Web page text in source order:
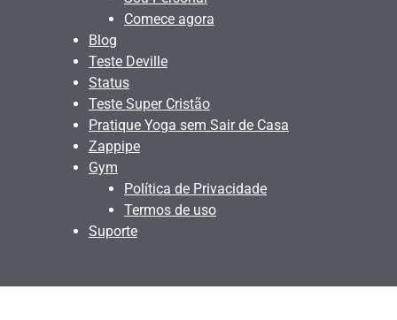
Comece agora
Blog
Teste Deville
Status
Teste Super Cristão
Pratique Yoga sem Sair de Casa
Zappipe
Gym
Política de Privacidade
Termos de uso
Suporte